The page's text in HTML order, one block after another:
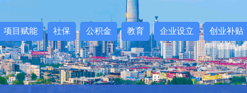
项目赋能 社保 公积金 教育 企业设立 创业补贴